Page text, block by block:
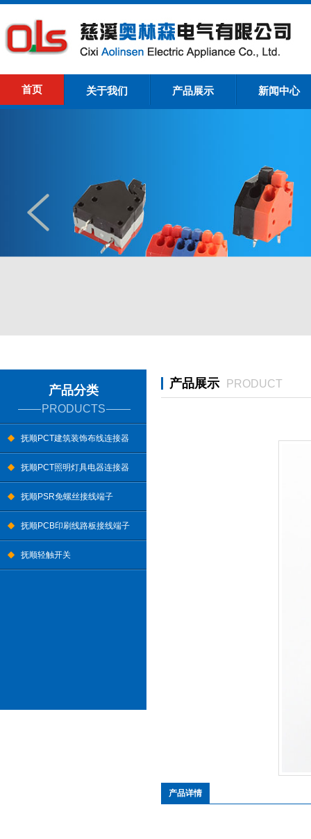
首页 关于我们 产品展示 新闻中心
产品分类
PRODUCTS
抚顺PCT建筑装饰布线连接器
抚顺PCT照明灯具电器连接器
抚顺PSR免螺丝接线端子
抚顺PCB印刷线路板接线端子
抚顺轻触开关
产品展示 PRODUCT
产品详情